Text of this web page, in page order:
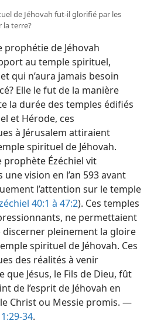
de Jéhovah fut-​il glorifié par les
la terre?
de Jéhovah
au temple spirituel,
qui n’aura jamais besoin
Elle le fut de la manière
la durée des temples édifiés
et Hérode, ces
à Jérusalem attiraient
spirituel de Jéhovah.
prophète Ézéchiel vit
vision en l’an 593 avant
l’attention sur le temple
40:1 à 47:2). Ces temples
ne permettaient
pleinement la gloire
spirituel de Jéhovah. Ces
des réalités à venir
que Jésus, le Fils de Dieu, fût
de l’esprit de Jéhovah en
le Christ ou Messie promis. —
34.